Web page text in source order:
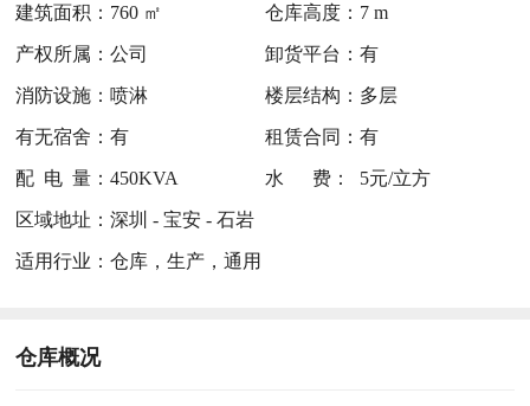
建筑面积： 760 ㎡ 仓库高度： 7 m
产权所属：公司 卸货平台： 有
消防设施： 喷淋 楼层结构： 多层
有无宿舍：有 租赁合同： 有
配 电 量：450KVA 水 费： 5元/立方
区域地址：深圳 - 宝安 - 石岩
适用行业：仓库，生产，通用
仓库概况